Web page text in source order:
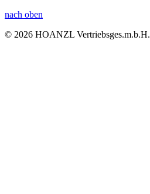
nach oben
© 2026 HOANZL Vertriebsges.m.b.H.